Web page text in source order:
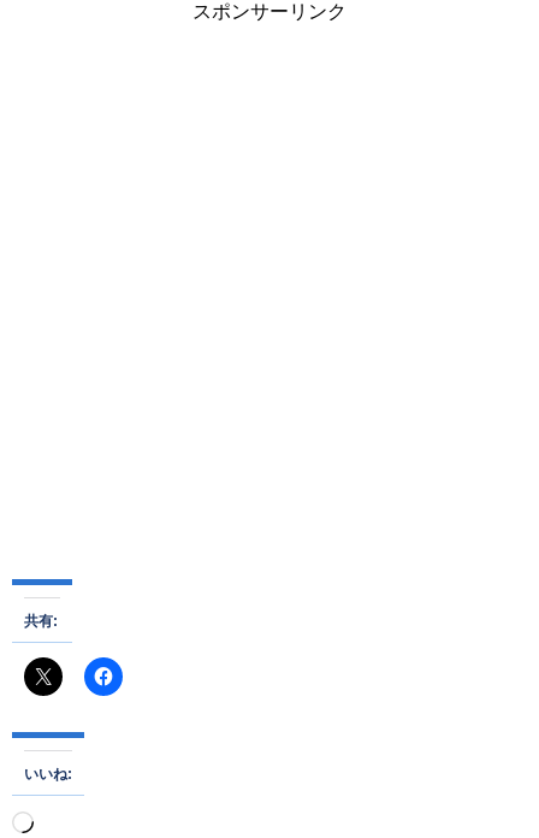
スポンサーリンク
共有:
いいね:
読